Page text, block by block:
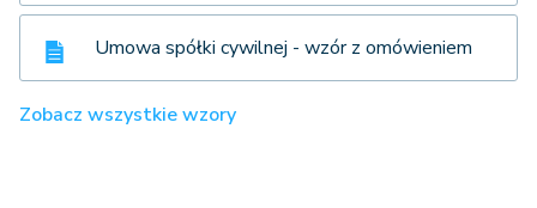
Umowa spółki cywilnej - wzór z omówieniem
Zobacz wszystkie wzory